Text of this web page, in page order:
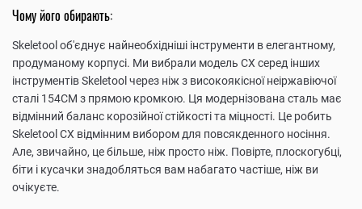
Чому його обирають:
Skeletool об'єднує найнеобхідніші інструменти в елегантному,
продуманому корпусі. Ми вибрали модель CX серед інших
інструментів Skeletool через ніж з високоякісної неіржавіючої
сталі 154CM з прямою кромкою. Ця модернізована сталь має
відмінний баланс корозійної стійкості та міцності. Це робить
Skeletool CX відмінним вибором для повсякденного носіння.
Але, звичайно, це більше, ніж просто ніж. Повірте, плоскогубці,
біти і кусачки знадобляться вам набагато частіше, ніж ви
очікуєте.